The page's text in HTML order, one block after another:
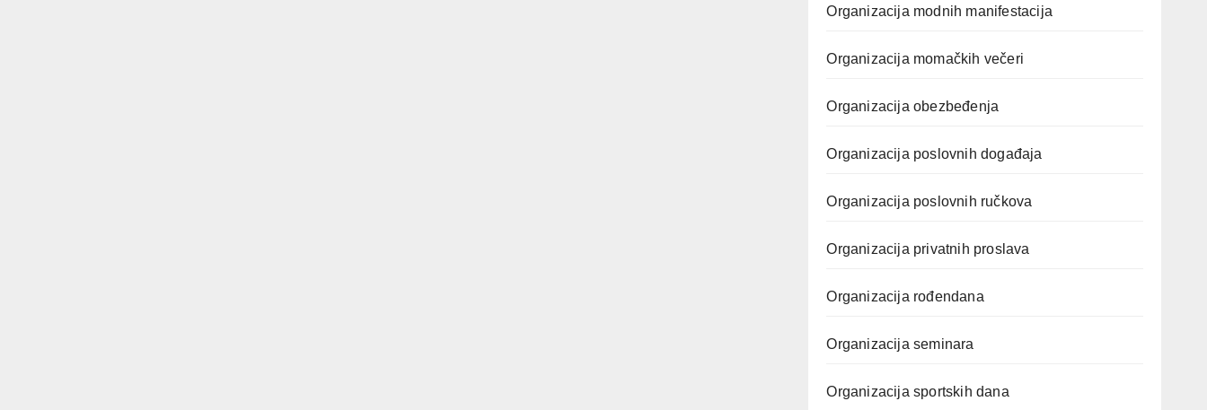
Organizacija modnih manifestacija
Organizacija momačkih večeri
Organizacija obezbeđenja
Organizacija poslovnih događaja
Organizacija poslovnih ručkova
Organizacija privatnih proslava
Organizacija rođendana
Organizacija seminara
Organizacija sportskih dana